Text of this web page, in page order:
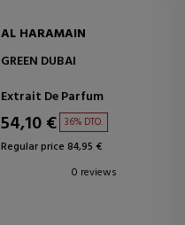
AL HARAMAIN
GREEN DUBAI
Extrait De Parfum
54,10 € 36% DTO.
Regular price 84,95 €
0 reviews